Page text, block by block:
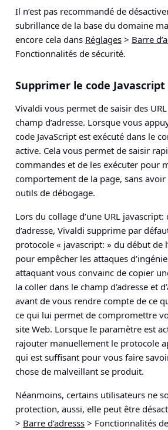
Il n’est pas recommandé de
subrillance de la base du domaine
encore cela dans Réglages > Barre
Fonctionnalités de sécurité.
Supprimer le code
Vivaldi vous permet de saisir des
champ d’adresse. Lorsque vous
code JavaScript est exécuté dans le
active. Cela vous permet de saisir
commandes et de les exécuter pour
comportement de la page, sans avoir
outils de débogage.
Lors du collage d’une URL
d’adresse, Vivaldi supprime par
protocole « javascript: » du début de
pour empêcher les attaques
attaquant vous convainc de copier
la coller dans le champ d’adresse et
avant de vous rendre compte de ce
ce qui lui permet de compromettre
site Web. Lorsque le paramètre est
rajouter manuellement le protocole
qui est suffisant pour vous faire
chose de malveillant se produit.
Néanmoins, certains utilisateurs ne
protection, aussi, elle peut être
> Barre d’adresss > Fonctionnalités